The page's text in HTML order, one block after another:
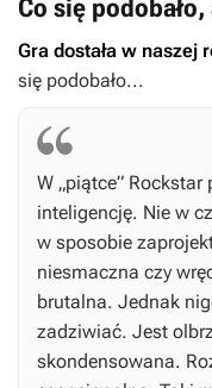
Co się
Gra dostała w naszej
się podobało...
W „piątce” Rockstar
inteligencję. Nie w
w sposobie
niesmaczna czy
brutalna. Jednak
zadziwiać. Jest
skondensowana.